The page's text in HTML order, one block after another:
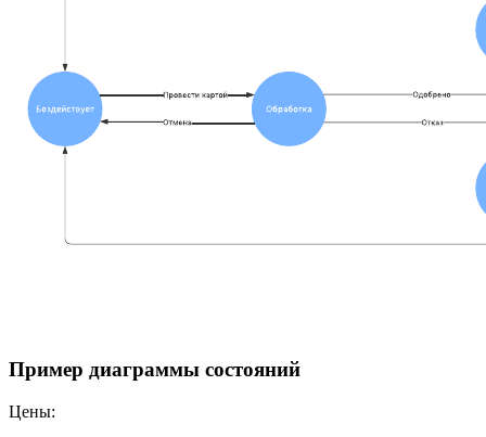
Пример диаграммы состояний
Цены: